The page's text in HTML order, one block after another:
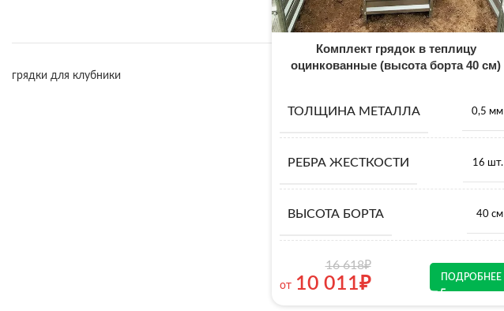
грядки для клубники
Комплект грядок в теплицу
оцинкованные (высота борта 40 см)
ТОЛЩИНА МЕТАЛЛА 0,5 мм
РЕБРА ЖЕСТКОСТИ 16 шт.
ВЫСОТА БОРТА 40 см
от
16 618₽
10 011₽ ПОДРОБНЕЕ